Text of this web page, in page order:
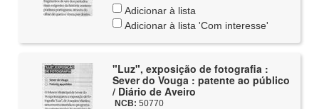
Adicionar à lista
Adicionar à lista 'Com interesse'
"Luz", exposição de fotografia :
Sever do Vouga : patente ao público
/ Diário de Aveiro
NCB: 50770